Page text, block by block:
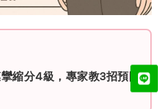
縮分4級，專家教3招預防